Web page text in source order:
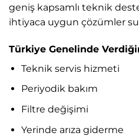
geniş kapsamlı teknik
ihtiyaca uygun çözümler
Türkiye Genelinde
Teknik servis hizmeti
Periyodik bakım
Filtre değişimi
Yerinde arıza giderme